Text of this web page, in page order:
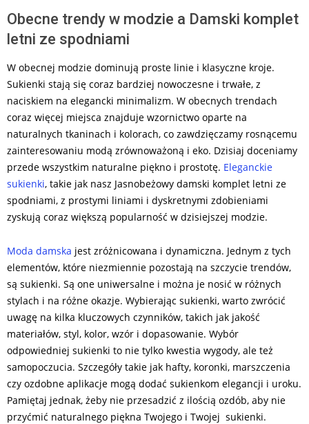
Obecne trendy w modzie a Damski komplet
letni ze spodniami
W obecnej modzie dominują proste linie i klasyczne kroje.
Sukienki stają się coraz bardziej nowoczesne i trwałe, z
naciskiem na elegancki minimalizm. W obecnych trendach
coraz więcej miejsca znajduje wzornictwo oparte na
naturalnych tkaninach i kolorach, co zawdzięczamy rosnącemu
zainteresowaniu modą zrównoważoną i eko. Dzisiaj doceniamy
przede wszystkim naturalne piękno i prostotę. Eleganckie
sukienki, takie jak nasz Jasnobeżowy damski komplet letni ze
spodniami, z prostymi liniami i dyskretnymi zdobieniami
zyskują coraz większą popularność w dzisiejszej modzie.
Moda damska jest zróżnicowana i dynamiczna. Jednym z tych
elementów, które niezmiennie pozostają na szczycie trendów,
są sukienki. Są one uniwersalne i można je nosić w różnych
stylach i na różne okazje. Wybierając sukienki, warto zwrócić
uwagę na kilka kluczowych czynników, takich jak jakość
materiałów, styl, kolor, wzór i dopasowanie. Wybór
odpowiedniej sukienki to nie tylko kwestia wygody, ale też
samopoczucia. Szczegóły takie jak hafty, koronki, marszczenia
czy ozdobne aplikacje mogą dodać sukienkom elegancji i uroku.
Pamiętaj jednak, żeby nie przesadzić z ilością ozdób, aby nie
przyćmić naturalnego piękna Twojego i Twojej sukienki.